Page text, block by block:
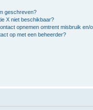
geschreven?
X niet beschikbaar?
opnemen omtrent misbruik
op met een beheerder?